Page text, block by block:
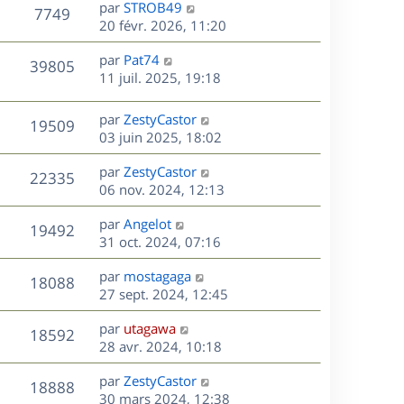
n
i
e
r
m
e
s
s
a
g
e
7749V
u
e
D
e
r
n
i
e
r
m
e
s
s
a
g
e
par STROB49
20 févr. 2026, 11:20
39805V
u
e
D
e
n
i
e
r
m
e
s
s
a
g
e
par Pat74
11 juil. 2025, 19:18
19509V
u
s
D
e
r
n
i
e
r
m
e
s
s
a
g
e
par ZestyCastor
03 juin 2025, 18:02
22335V
u
e
s
D
e
r
n
i
e
r
m
e
s
s
a
g
par ZestyCastor
06 nov. 2024, 12:13
19492V
u
e
s
D
e
r
n
i
e
r
m
e
s
par Angelot
31 oct. 2024, 07:16
18088V
u
e
s
D
e
r
n
i
e
r
par mostagaga
27 sept. 2024, 12:45
18592V
u
e
D
e
r
n
i
par utagawa
28 avr. 2024, 10:18
18888V
D
e
par ZestyCastor
30 mars 2024, 12:38